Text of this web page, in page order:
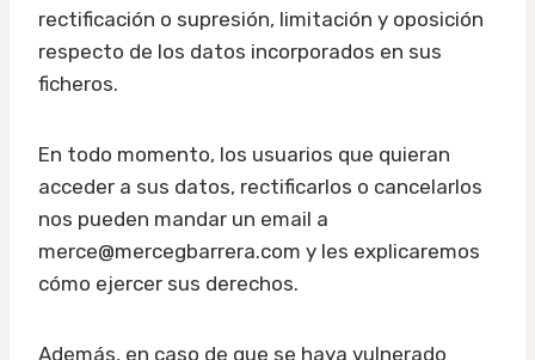
rectificación o supresión, limitación y oposición
respecto de los datos incorporados en sus
ficheros.
En todo momento, los usuarios que quieran
acceder a sus datos, rectificarlos o cancelarlos
nos pueden mandar un email a
merce@mercegbarrera.com y les explicaremos
cómo ejercer sus derechos.
Además, en caso de que se haya vulnerado